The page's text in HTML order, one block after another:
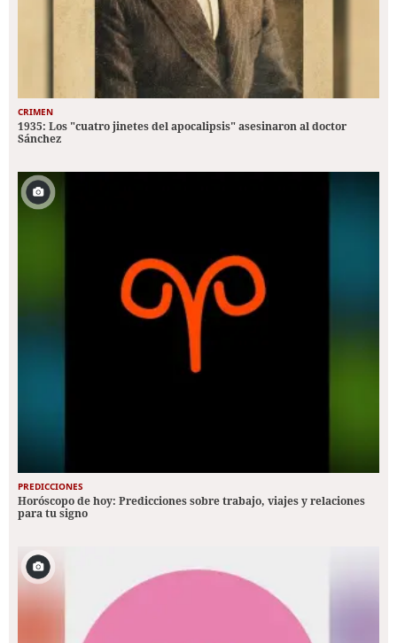
CRIMEN
1935: Los "cuatro jinetes del apocalipsis" asesinaron al doctor
Sánchez
PREDICCIONES
Horóscopo de hoy: Predicciones sobre trabajo, viajes y relaciones
para tu signo